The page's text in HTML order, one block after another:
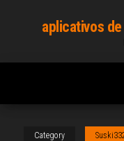
content
aplicativos
Category